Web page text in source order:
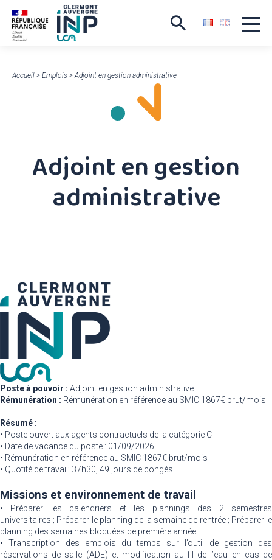
Accueil > Emplois >Adjoint en gestion administrative
Adjoint en gestion
administrative
Poste à pouvoir : Adjoint en gestion administrative
Rémunération : Rémunération en référence au SMIC 1867€ brut/mois
Résumé :
• Poste ouvert aux agents contractuels de la catégorie C
• Date de vacance du poste : 01/09/2026
• Rémunération en référence au SMIC 1867€ brut/mois
• Quotité de travail: 37h30, 49 jours de congés.
Missions et environnement de travail
• Préparer les calendriers et les plannings des 2 semestres
universitaires ; Préparer le planning de la semaine de rentrée ; Préparer le
planning des semaines bloquées de première année
• Transcription des emplois du temps sur l’outil de gestion des
réservations de salle (ADE) et modification au fil de l’eau en cas de